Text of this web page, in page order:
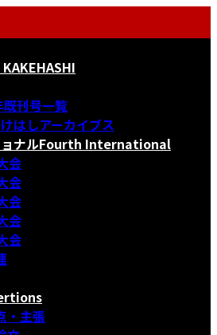
既刊号一覧
はしアーカイブス
ナルFourth International
会
会
会
会
会
・主張